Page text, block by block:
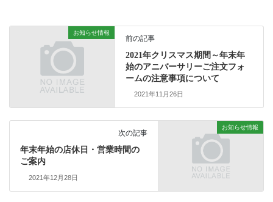
お知らせ情報
前の記事
2021年クリスマス期間～年末年
始のアニバーサリーご注文フォ
ームの注意事項について
2021年11月26日
お知らせ情報
次の記事
年末年始の店休日・営業時間の
ご案内
2021年12月28日